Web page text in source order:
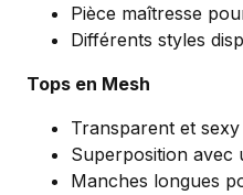
Pièce maîtresse
Différents styles
Tops en Mesh
Transparent et sexy
Superposition avec
Manches longues